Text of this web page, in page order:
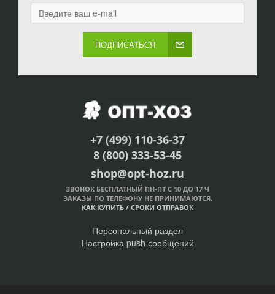
ПОДПИСАТЬСЯ
+7 (499) 110-36-37
8 (800) 333-53-45
shop@opt-hoz.ru
ЗВОНОК БЕСПЛАТНЫЙ ПН-ПТ С 10 ДО 17 Ч
ЗАКАЗЫ ПО ТЕЛЕФОНУ НЕ ПРИНИМАЮТСЯ.
КАК КУПИТЬ / СРОКИ ОТПРАВОК
Персональный раздел
Настройка push сообщений